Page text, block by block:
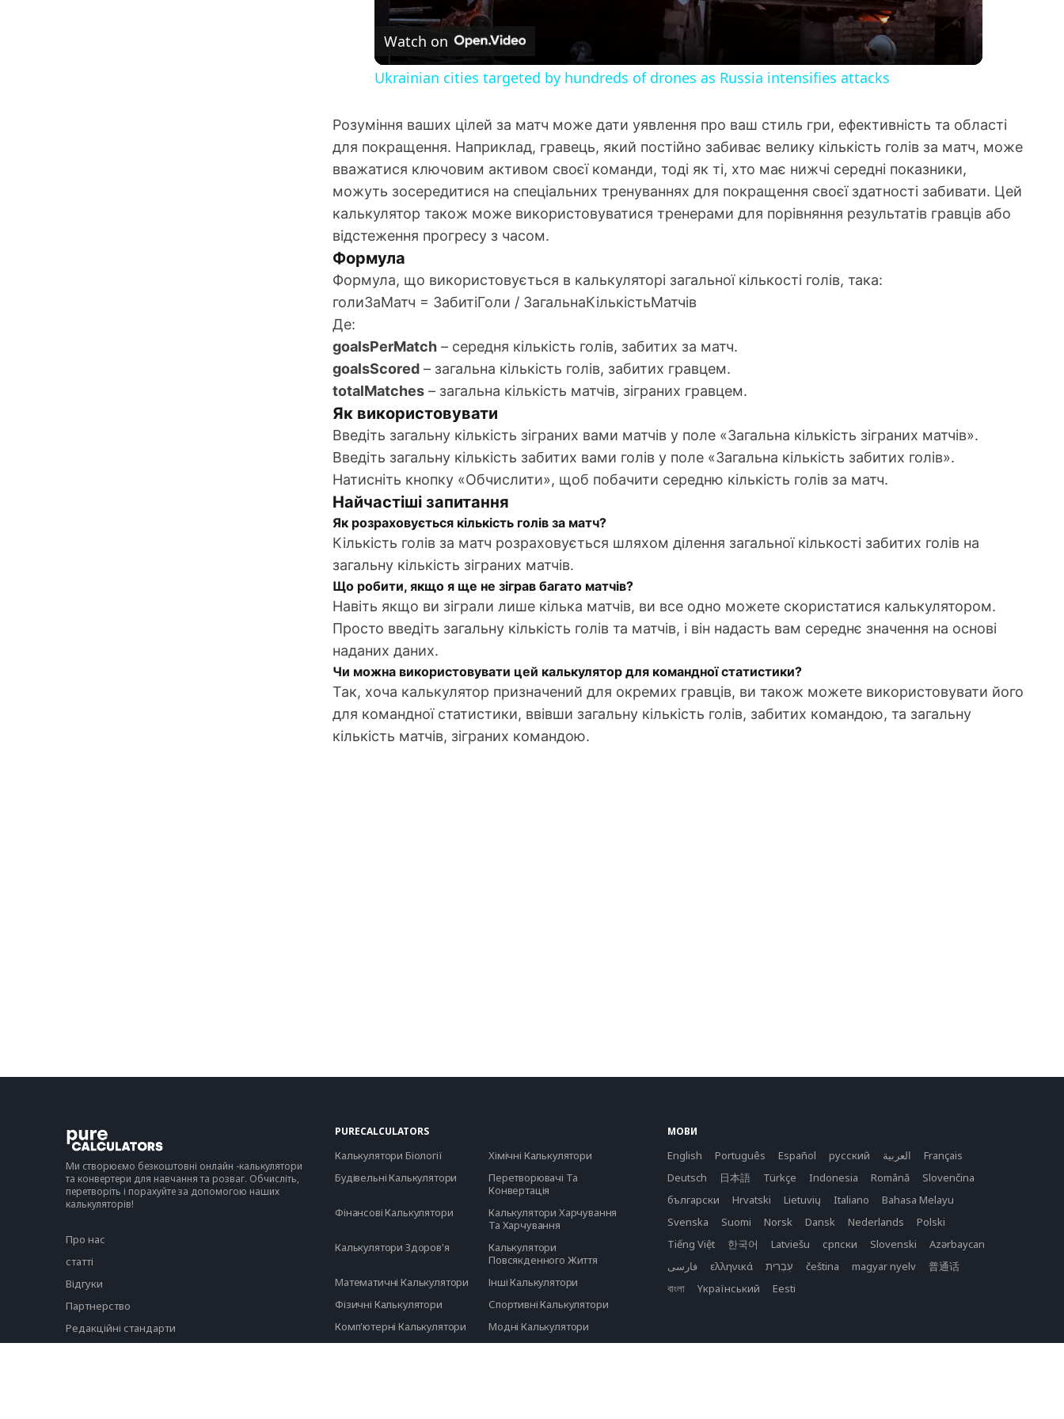
a
y
i
d
o
Watch on
Ukrainian cities targeted by hundreds of drones as Russia intensifies attacks
Розуміння ваших цілей за матч може дати уявлення про ваш стиль гри, ефективність та області
для покращення. Наприклад, гравець, який постійно забиває велику кількість голів за матч, може
вважатися ключовим активом своєї команди, тоді як ті, хто має нижчі середні показники,
можуть зосередитися на спеціальних тренуваннях для покращення своєї здатності забивати. Цей
калькулятор також може використовуватися тренерами для порівняння результатів гравців або
відстеження прогресу з часом.
Формула
Формула, що використовується в калькуляторі загальної кількості голів, така:
голиЗаМатч = ЗабитіГоли / ЗагальнаКількістьМатчів
Де:
goalsPerMatch – середня кількість голів, забитих за матч.
goalsScored – загальна кількість голів, забитих гравцем.
totalMatches – загальна кількість матчів, зіграних гравцем.
Як використовувати
Введіть загальну кількість зіграних вами матчів у поле «Загальна кількість зіграних матчів».
Введіть загальну кількість забитих вами голів у поле «Загальна кількість забитих голів».
Натисніть кнопку «Обчислити», щоб побачити середню кількість голів за матч.
Найчастіші запитання
Як розраховується кількість голів за матч?
Кількість голів за матч розраховується шляхом ділення загальної кількості забитих голів на
загальну кількість зіграних матчів.
Що робити, якщо я ще не зіграв багато матчів?
Навіть якщо ви зіграли лише кілька матчів, ви все одно можете скористатися калькулятором.
Просто введіть загальну кількість голів та матчів, і він надасть вам середнє значення на основі
наданих даних.
Чи можна використовувати цей калькулятор для командної статистики?
Так, хоча калькулятор призначений для окремих гравців, ви також можете використовувати його
для командної статистики, ввівши загальну кількість голів, забитих командою, та загальну
кількість матчів, зіграних командою.
Ми створюємо безкоштовні онлайн -калькулятори
та конвертери для навчання та розваг. Обчисліть,
перетворіть і порахуйте за допомогою наших
калькуляторів!
Про нас
статті
Відгуки
Партнерство
Редакційні стандарти
PURECALCULATORS
Калькулятори Біології
Хімічні Калькулятори
Будівельні Калькулятори
Перетворювачі Та
Конвертація
Фінансові Калькулятори
Калькулятори Харчування
Та Харчування
Калькулятори Здоров'я
Калькулятори
Повсякденного Життя
Математичні Калькулятори
Інші Калькулятори
Фізичні Калькулятори
Спортивні Калькулятори
Комп'ютерні Калькулятори
Модні Калькулятори
МОВИ
English Português Español русский العربية
Français
Deutsch
日本語 Türkçe Indonesia Română
Slovenčina
български
Hrvatski Lietuvių Italiano
Bahasa Melayu
Svenska
Suomi Norsk Dansk Nederlands
Polski
Tiếng Việt
한국어 Latviešu српски Slovenski
Azərbaycan
فارسی
ελληνικά čeština magyar nyelv
普通话
বাংলা
Yкраїнський Eesti